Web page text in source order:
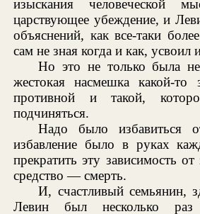
изыскания человеческой
царствующее убеждение, и
объяснений, как все-таки
сам не зная когда и как, усвоил
Но это не только была
жестокая насмешка какой-
противной и такой,
подчиняться.
Надо было избавиться
избавление было в руках
прекратить эту зависимость
средство — смерть.
И, счастливый семьянин,
Левин был несколько